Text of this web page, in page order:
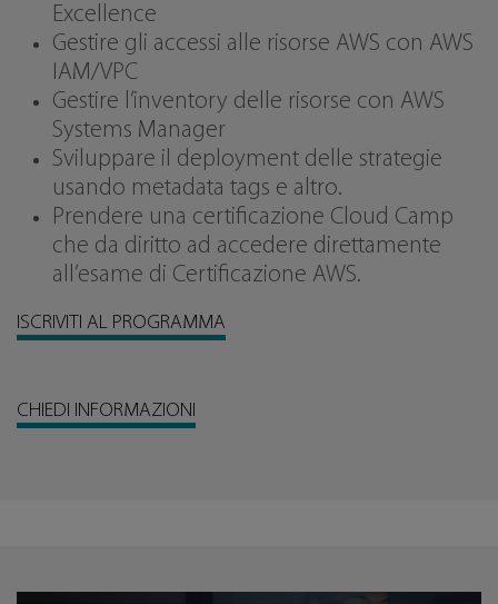
Excellence
Gestire gli accessi alle risorse AWS con AWS
IAM/VPC
Gestire l’inventory delle risorse con AWS
Systems Manager
Sviluppare il deployment delle strategie
usando metadata tags e altro.
Prendere una certificazione Cloud Camp
che da diritto ad accedere direttamente
all’esame di Certificazione AWS.
ISCRIVITI AL PROGRAMMA
CHIEDI INFORMAZIONI